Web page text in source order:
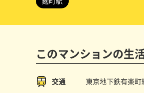
このマンションの生
交通 東京地下鉄有楽